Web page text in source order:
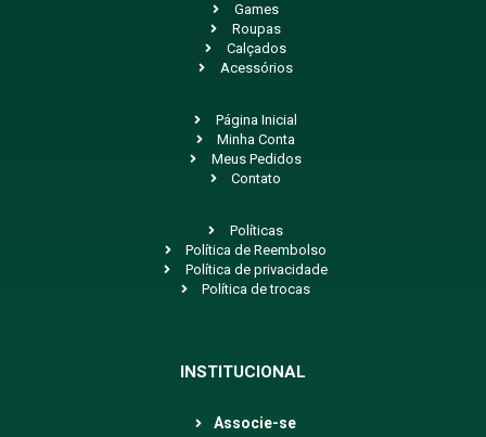
Games
Roupas
Calçados
Acessórios
Página Inicial
Minha Conta
Meus Pedidos
Contato
Políticas
Política de Reembolso
Política de privacidade
Política de trocas
INSTITUCIONAL
Associe-se